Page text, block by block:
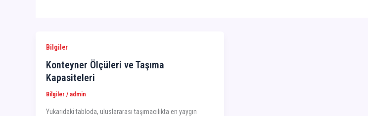
Bilgiler
Konteyner Ölçüleri ve Taşıma
Kapasiteleri
Bilgiler / admin
Yukarıdaki tabloda, uluslararası taşımacılıkta en yaygın